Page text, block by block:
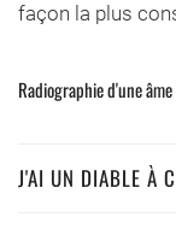
façon la plus
Radiographie d'une
J'AI UN DIABLE À